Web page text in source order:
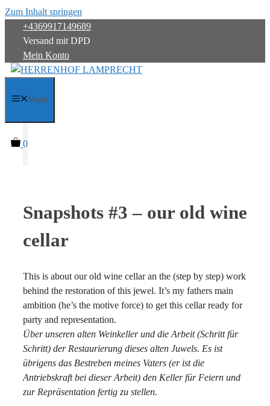
Zum Inhalt springen
+4369917149689
Versand mit DPD
Mein Konto
Menü
0
Snapshots #3 – our old wine
cellar
This is about our old wine cellar an the (step by step) work
behind the restoration of this jewel. It’s my fathers main
ambition (he’s the motive force) to get this cellar ready for
party and representation.
Über unseren alten Weinkeller und die Arbeit (Schritt für
Schritt) der Restaurierung dieses alten Juwels. Es ist
übrigens das Bestreben meines Vaters (er ist die
Antriebskraft bei dieser Arbeit) den Keller für Feiern und
zur Repräsentation fertig zu stellen.